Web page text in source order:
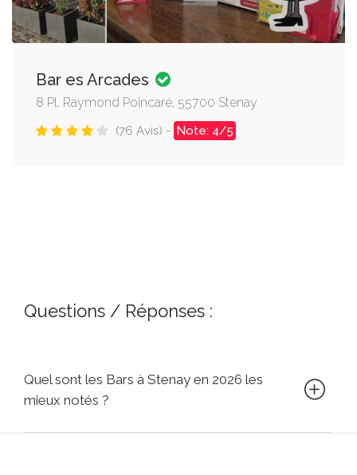
Bar es Arcades
8 Pl. Raymond Poincaré, 55700 Stenay
(76 Avis) - Note: 4/5
Questions / Réponses :
Quel sont les Bars à Stenay en 2026 les
mieux notés ?